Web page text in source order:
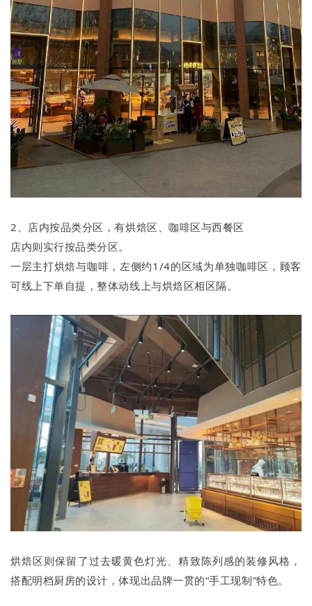
2、店内按品类分区，有烘焙区、咖啡区与西餐区
店内则实行按品类分区。
一层主打烘焙与咖啡，左侧约1/4的区域为单独咖啡区，顾客
可线上下单自提，整体动线上与烘焙区相区隔。
烘焙区则保留了过去暖黄色灯光、精致陈列感的装修风格，
搭配明档厨房的设计，体现出品牌一贯的“手工现制”特色。